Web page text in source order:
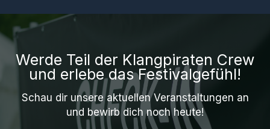
Werde Teil der Klangpiraten Crew
und erlebe das Festivalgefühl!
Schau dir unsere aktuellen Veranstaltungen an
und bewirb dich noch heute!